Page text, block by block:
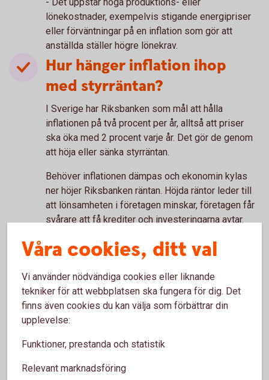
lönekostnader, exempelvis stigande energipriser
eller förväntningar på en inflation som gör att
anställda ställer högre lönekrav.
Hur hänger inflation ihop
med styrräntan?
I Sverige har Riksbanken som mål att hålla
inflationen på två procent per år, alltså att priser
ska öka med 2 procent varje år. Det gör de genom
att höja eller sänka styrräntan.
Behöver inflationen dämpas och ekonomin kylas
ner höjer Riksbanken räntan. Höjda räntor leder till
att lönsamheten i företagen minskar, företagen får
svårare att få krediter och investeringarna avtar.
företagens konsumtion minskar, eftersom det går
åt mer pengar till att betala lån och det blir mindre
kvar att spendera på annat. Högre räntor leder
också till att folk sparar mer, vilket också dämpar
konsumtionen. Sammantaget minskar efterfrågan i
ekonomin, vilket påverkat priserna nedåt och
hög löneökning, och mer pengar i plånboken, men
Våra cookies, ditt val
Vi använder nödvändiga cookies eller liknande
tekniker för att webbplatsen ska fungera för dig. Det
finns även cookies du kan välja som förbättrar din
upplevelse:
Funktioner, prestanda och statistik
Relevant marknadsföring